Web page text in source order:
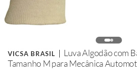
VICSA BRASIL
Luva Algodão com
Tamanho M para Mecânica